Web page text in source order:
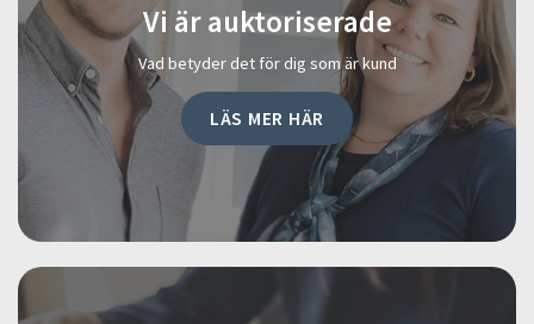
Vi är auktoriserade
Vad betyder det för dig som är kund
LÄS MER HÄR